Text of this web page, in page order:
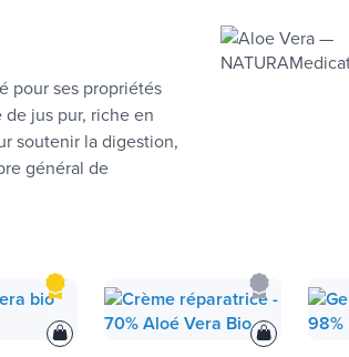
pour ses propriétés
jus pur, riche en
soutenir la digestion,
général de